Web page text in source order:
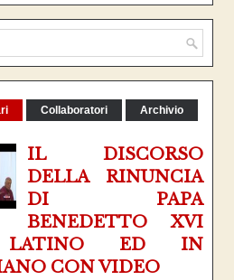
Collaboratori Archivio
IL DISCORSO
DELLA RINUNCIA
DI PAPA
BENEDETTO XVI
ED IN
CON VIDEO